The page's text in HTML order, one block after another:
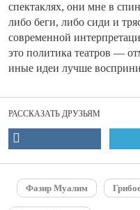
спектаклях, они мне в
либо беги, либо сиди и
современной
это политика театров —
иные идеи лучше
РАССКАЗАТЬ ДРУЗЬЯМ
Фазир Муалим